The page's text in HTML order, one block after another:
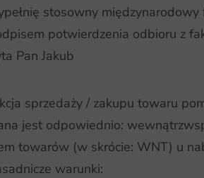
stosowny
potwierdzenia odbioru z
Pan Jakub
sprzedaży / zakupu towaru
jest odpowiednio:
towarów (w skrócie: WNT) u
warunki: